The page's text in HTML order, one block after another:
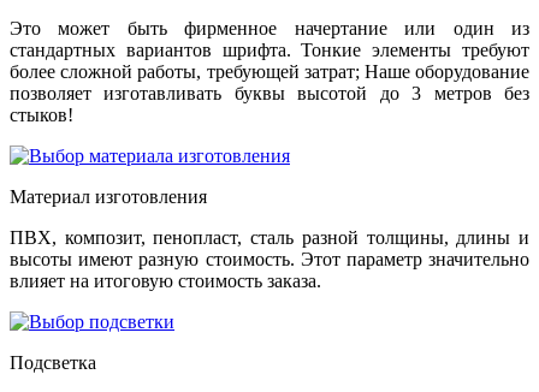
Это может быть фирменное начертание или один из
стандартных вариантов шрифта. Тонкие элементы требуют
более сложной работы, требующей затрат; Наше оборудование
позволяет изготавливать буквы высотой до 3 метров без
стыков!
Материал изготовления
ПВХ, композит, пенопласт, сталь разной толщины, длины и
высоты имеют разную стоимость. Этот параметр значительно
влияет на итоговую стоимость заказа.
Подсветка